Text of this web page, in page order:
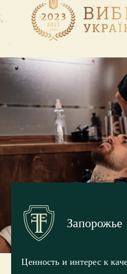
Запорожье
Ценность и интерес к